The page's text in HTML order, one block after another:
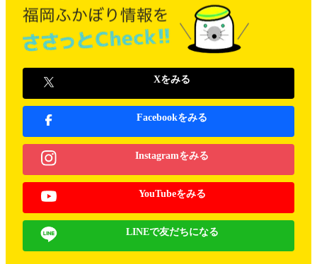
Xをみる
Facebookをみる
Instagramをみる
YouTubeをみる
LINEで友だちになる